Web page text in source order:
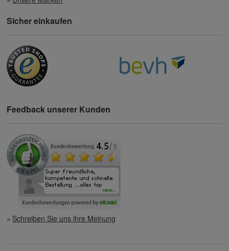
Sicher einkaufen
Feedback unserer Kunden
Schreiben Sie uns ihre Meinung